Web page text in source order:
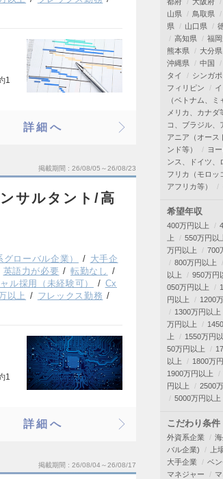
1
詳細へ
掲載期間 26/08/05～26/08/23
サルタント/高
ローバル企業）
大手企
英語力が必要
転勤なし
ル採用（未経験可）
Cx
以上
フレックス勤務
1
詳細へ
掲載期間 26/08/04～26/08/17
山県
鳥取県
県
山口県
高知県
福
熊本県
大分県
沖縄県
中国
タイ
シンガ
フィリピン
（ベトナム、ミ
メリカ、カナダ
コ、ブラジル、
アニア（オース
ンド等）
ヨ
ンス、ドイツ、
フリカ（モロッ
アフリカ等）
希望年収
400万円以上
上
550万円以
万円以上
700
800万円以上
以上
950万円
050万円以上
円以上
1200
1300万円以上
万円以上
上
1550万円
50万円以上
以上
1800万
1900万円以上
円以上
2500
5000万円以上
こだわり条件
外資系企業
バル企業)
上
大手企業
ベ
マネジャー